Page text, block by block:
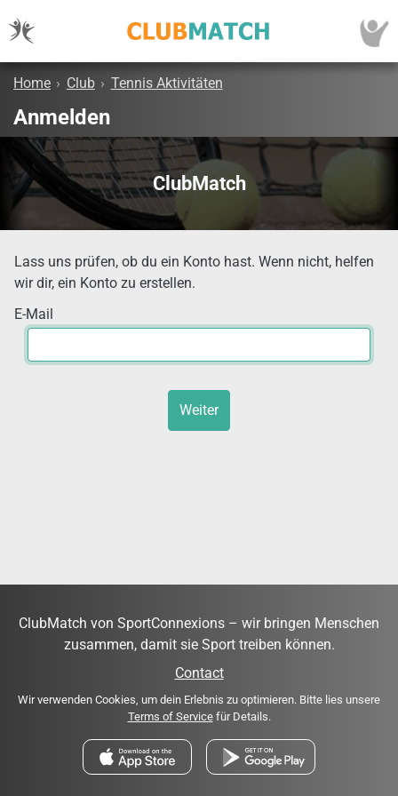
Home › Club › Tennis Aktivitäten
Anmelden
ClubMatch
Lass uns prüfen, ob du ein Konto hast. Wenn nicht, helfen
wir dir, ein Konto zu erstellen.
E-Mail
Weiter
ClubMatch von SportConnexions – wir bringen Menschen
zusammen, damit sie Sport treiben können.
Contact
Wir verwenden Cookies, um dein Erlebnis zu optimieren. Bitte lies unsere
Terms of Servicefür Details.